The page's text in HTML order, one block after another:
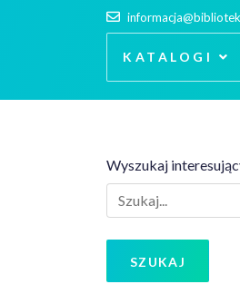
KATALOGI
Wyszukaj
SZUKAJ